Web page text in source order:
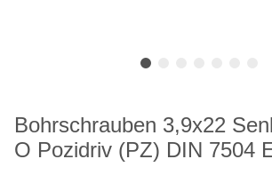
Bohrschrauben 3,9x22
O Pozidriv (PZ) DIN 7504